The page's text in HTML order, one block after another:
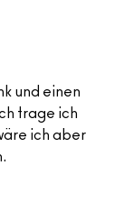
und einen
trage ich
ich aber